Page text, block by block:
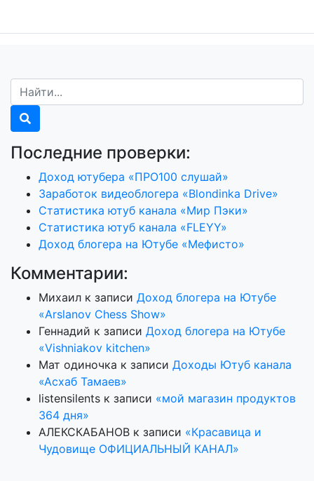
Последние проверки:
Доход ютубера «ПРО100 слушай»
Заработок видеоблогера «Blondinka Drive»
Статистика ютуб канала «Мир Пэки»
Статистика ютуб канала «FLEYY»
Доход блогера на Ютубе «Мефисто»
Комментарии:
Михаил к записи Доход блогера на Ютубе
«Arslanov Chess Show»
Геннадий к записи Доход блогера на Ютубе
«Vishniakov kitchen»
Мат одиночка к записи Доходы Ютуб канала
«Асхаб Тамаев»
listensilents к записи «мой магазин продуктов
364 дня»
АЛЕКСКАБАНОВ к записи «Красавица и
Чудовище ОФИЦИАЛЬНЫЙ КАНАЛ»